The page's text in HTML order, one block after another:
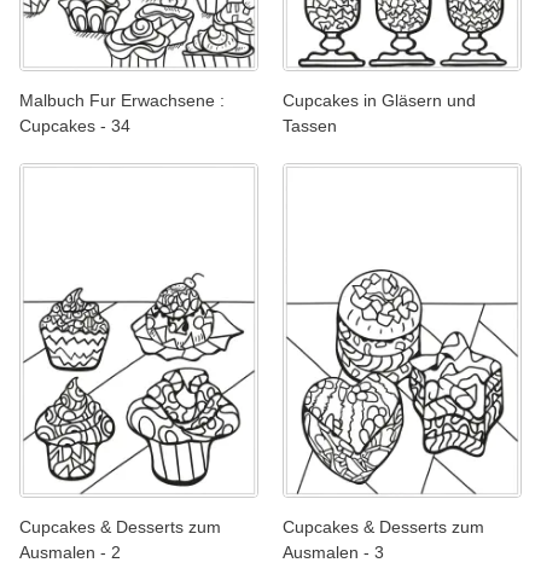
Malbuch Fur Erwachsene :
Cupcakes - 34
Cupcakes in Gläsern und
Tassen
Cupcakes & Desserts zum
Ausmalen - 2
Cupcakes & Desserts zum
Ausmalen - 3